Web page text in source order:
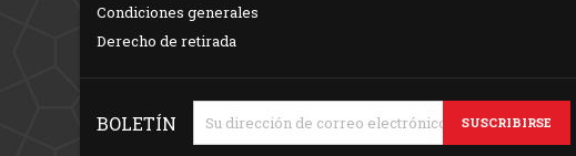
Condiciones generales
Derecho de retirada
BOLETÍN